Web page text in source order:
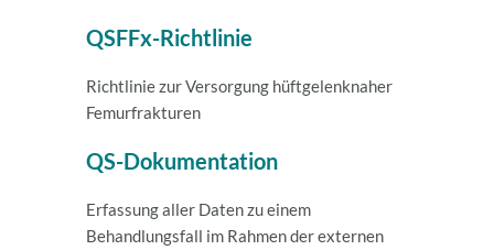
QSFFx-Richtlinie
Richtlinie zur Versorgung hüftgelenknaher
Femurfrakturen
QS-Dokumentation
Erfassung aller Daten zu einem
Behandlungsfall im Rahmen der externen